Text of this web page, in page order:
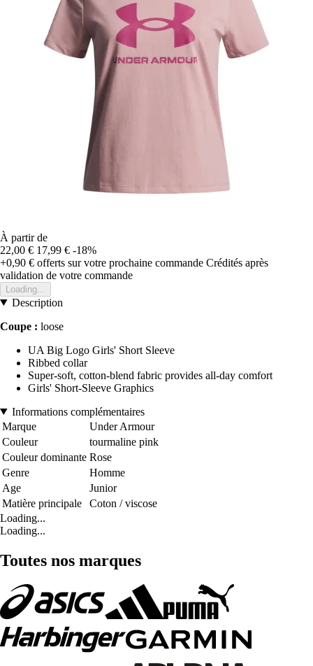
À partir de
22,00 € 17,99 € -18%
+0,90 € offerts sur votre prochaine commande Crédités après
validation de votre commande
Loading...
Description
Coupe : loose
UA Big Logo Girls' Short Sleeve
Ribbed collar
Super-soft, cotton-blend fabric provides all-day comfort
Girls' Short-Sleeve Graphics
Informations complémentaires
Marque
Under Armour
Couleur
tourmaline pink
Couleur dominante Rose
Genre
Homme
Age
Junior
Matière principale
Coton / viscose
Loading...
Loading...
Toutes nos marques